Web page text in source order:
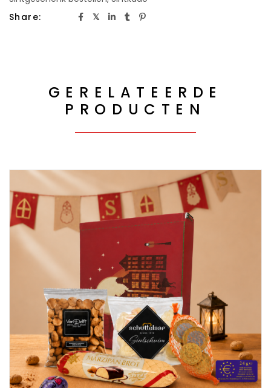
Share:
GERELATEERDE
PRODUCTEN